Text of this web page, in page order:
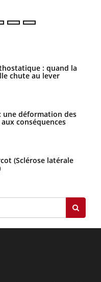
: quand la
chute au lever
une déformation des
conséquences
(Sclérose latérale